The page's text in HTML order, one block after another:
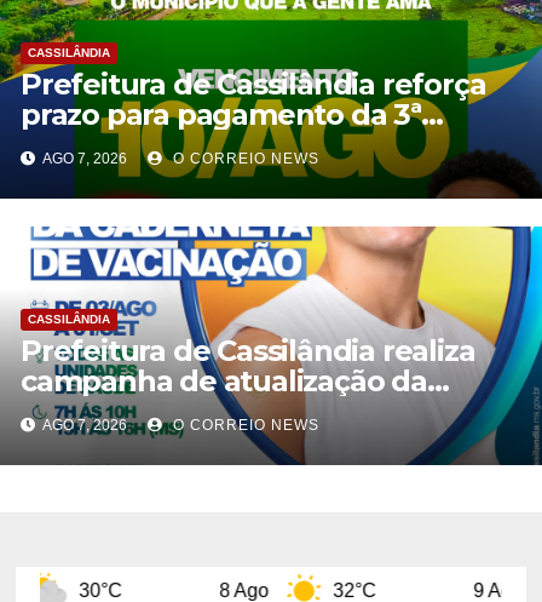
CASSILÂNDIA
Prefeitura de Cassilândia reforça
prazo para pagamento da 3ª
parcela do IPTU 2026
AGO 7, 2026 O CORREIO NEWS
CASSILÂNDIA
Prefeitura de Cassilândia realiza
campanha de atualização da
caderneta de vacinação
AGO 7, 2026 O CORREIO NEWS
8 Ago 32°C 9 Ago 31°C